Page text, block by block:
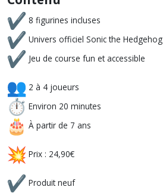
8 figurines incluses
Univers officiel Sonic the Hedgehog
Jeu de course fun et accessible
2 à 4 joueurs
Environ 20 minutes
À partir de 7 ans
Prix : 24,90€
Produit neuf